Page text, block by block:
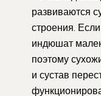
развиваются
строения.
индюшат
поэтому
и сустав